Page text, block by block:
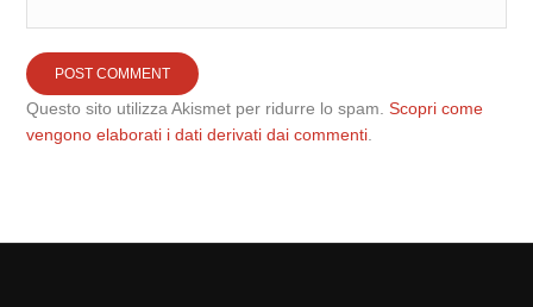
Questo sito utilizza Akismet per ridurre lo spam.Scopri come
vengono elaborati i dati derivati dai commenti